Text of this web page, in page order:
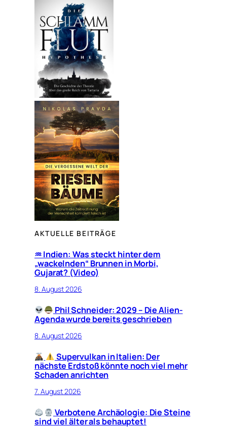
AKTUELLE BEITRÄGE
♒︎ Indien: Was steckt hinter dem
„wackelnden“ Brunnen in Morbi,
Gujarat? (Video)
8. August 2026
Phil Schneider: 2029 – Die Alien-
Agenda wurde bereits geschrieben
8. August 2026
Supervulkan in Italien: Der
nächste Erdstoß könnte noch viel mehr
Schaden anrichten
7. August 2026
Verbotene Archäologie: Die Steine
sind viel älter als behauptet!